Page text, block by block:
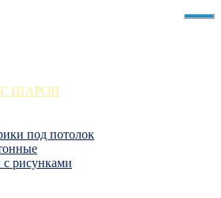
ШАРОВ
под потолок
рисунками